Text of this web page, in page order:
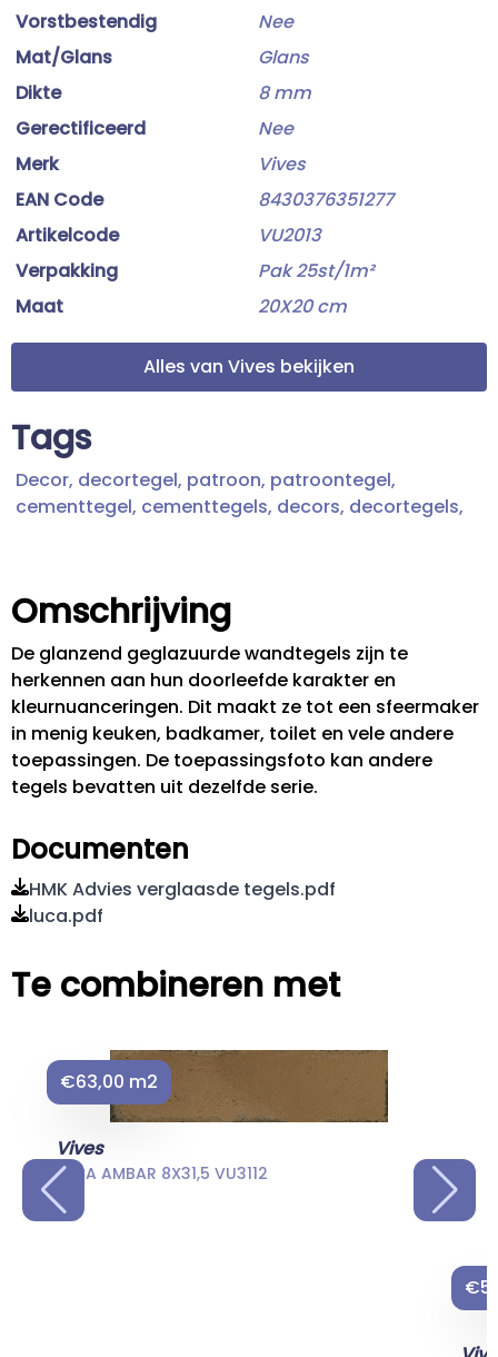
Vorstbestendig
Nee
Mat/Glans
Glans
Dikte
8 mm
Gerectificeerd
Nee
Merk
Vives
EAN Code
8430376351277
Artikelcode
VU2013
Verpakking
Pak 25st/1m²
Maat
20X20 cm
Alles van Vives bekijken
Tags
Decor, decortegel, patroon, patroontegel,
cementtegel, cementtegels, decors, decortegels,
Omschrijving
De glanzend geglazuurde wandtegels zijn te
herkennen aan hun doorleefde karakter en
kleurnuanceringen. Dit maakt ze tot een sfeermaker
in menig keuken, badkamer, toilet en vele andere
toepassingen. De toepassingsfoto kan andere
tegels bevatten uit dezelfde serie.
Documenten
HMK Advies verglaasde tegels.pdf
luca.pdf
Te combineren met
€63,00 m2
Vives
LUCA AMBAR 8X31,5 VU3112